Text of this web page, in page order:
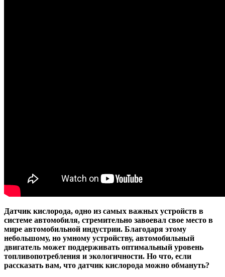
Датчик кислорода, одно из самых важных устройств в
системе автомобиля, стремительно завоевал свое место в
мире автомобильной индустрии. Благодаря этому
небольшому, но умному устройству, автомобильный
двигатель может поддерживать оптимальный уровень
топливопотребления и экологичности. Но что, если
рассказать вам, что датчик кислорода можно обмануть?